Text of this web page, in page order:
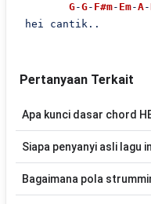
G-G- F#m- Em-A-
hei cantik..
Pertanyaan Terkait
Apa kunci dasar chord
G, Am, F, G/B, D#, A, F#m,
maupun gitaris yang ingin
Siapa penyanyi asli lagu
HEICA. Pada halaman ini
Bagaimana pola